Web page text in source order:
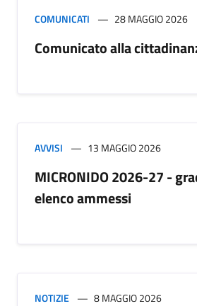
COMUNICATI 28 MAGGIO 2026
Comunicato alla
AVVISI 13 MAGGIO 2026
MICRONIDO 2026-27 -
elenco ammessi
NOTIZIE 8 MAGGIO 2026